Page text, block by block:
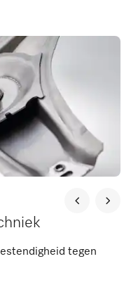
tegen